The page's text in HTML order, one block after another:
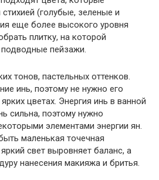
(голубые, зеленые и
еще более высокого уровня
плитку, на которой
пейзажи.
тонов, пастельных оттенков.
инь, поэтому не нужно его
цветах. Энергия инь в ванной
сильна, поэтому нужно
элементами энергии ян.
маленькая точечная
свет выровняет баланс, а
нанесения макияжа и бритья.